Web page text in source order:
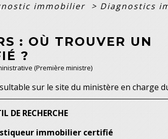
immobilier > Diagnostics
: OÙ TROUVER UN
?
(Première ministre)
sur le site du ministère en charge
DE RECHERCHE
immobilier certifié